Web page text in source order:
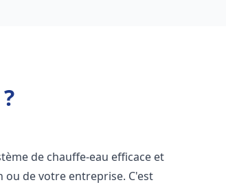
de chauffe-eau efficace et
de votre entreprise. C'est